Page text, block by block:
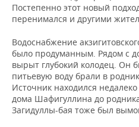
Постепенно этот новый
перенимался и другими
Водоснабжение
было продуманным. Рядом с
вырыт глубокий колодец. Он
питьевую воду брали в
Источник находился
дома Шафигуллина до
Загидуллы-бая тоже был